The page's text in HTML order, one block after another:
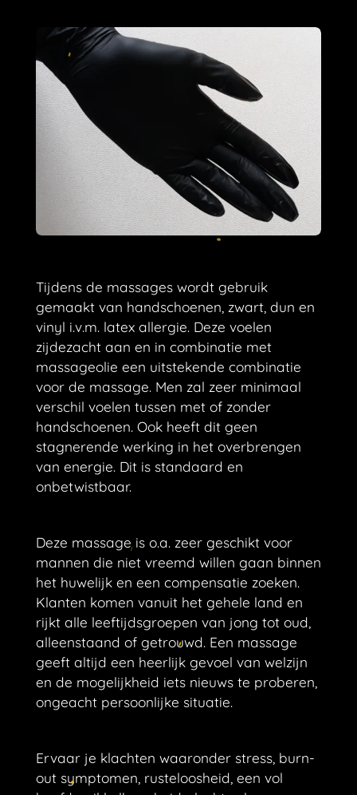
Tijdens de massages wordt gebruik
gemaakt van handschoenen, zwart, dun en
vinyl i.v.m. latex allergie. Deze voelen
zijdezacht aan en in combinatie met
massageolie een uitstekende combinatie
voor de massage. Men zal zeer minimaal
verschil voelen tussen met of zonder
handschoenen. Ook heeft dit geen
stagnerende werking in het overbrengen
van energie. Dit is standaard en
onbetwistbaar.
Deze massage is o.a. zeer geschikt voor
mannen die niet vreemd willen gaan binnen
het huwelijk en een compensatie zoeken.
Klanten komen vanuit het gehele land en
rijkt alle leeftijdsgroepen van jong tot oud,
alleenstaand of getrouwd. Een massage
geeft altijd een heerlijk gevoel van welzijn
en de mogelijkheid iets nieuws te proberen,
ongeacht persoonlijke situatie.
Ervaar je klachten waaronder stress, burn-
out symptomen, rusteloosheid, een vol